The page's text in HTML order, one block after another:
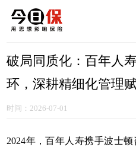
破局同质化：百年人
环，深耕精细化管理
时间：2026-07-01
2024年，百年人寿携手波士